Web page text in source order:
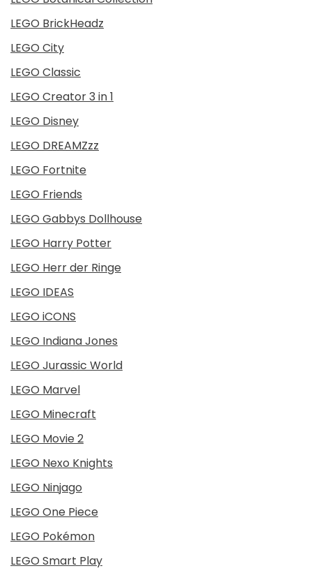
LEGO BrickHeadz
LEGO City
LEGO Classic
LEGO Creator 3 in 1
LEGO Disney
LEGO DREAMZzz
LEGO Fortnite
LEGO Friends
LEGO Gabbys Dollhouse
LEGO Harry Potter
LEGO Herr der Ringe
LEGO IDEAS
LEGO iCONS
LEGO Indiana Jones
LEGO Jurassic World
LEGO Marvel
LEGO Minecraft
LEGO Movie 2
LEGO Nexo Knights
LEGO Ninjago
LEGO One Piece
LEGO Pokémon
LEGO Smart Play